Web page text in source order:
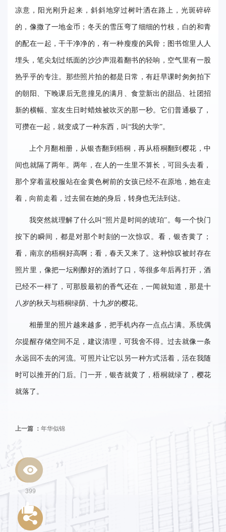
凉意，阳光刚升起来，斜斜地穿过树叶洒在路上，光斑碎碎
的，像撒了一地金币；冬天的雪压弯了细细的竹枝，白的和青
的配在一起，干干净净的，有一种瘦瘦的风骨；图书馆里人人
埋头，笔尖划过纸面的沙沙声混着翻书的轻响，空气里有一股
热乎乎的专注。那些照片拍的都是日常，有赶早课时匆匆拍下
的朝阳、下晚课后无意撞见的满月、食堂新出的甜品、社团招
新的横幅、室友生日时蜡烛被吹灭的那一秒。它们普通极了，
可攒在一起，就变成了一种东西，叫“我的大学”。
上个月翻相册，从银杏翻到梧桐，再从梧桐翻到樱花，中
间也就隔了两年。两年，在人的一生里不算长，可回头去看，
那个穿着蓝校服站在金黄色树前的女孩已经不在原地，她在走
着，向前走着，过去留在她的身后，转身也无法到达。
我突然就理解了什么叫“照片是时间的琥珀”。每一个快门
按下的瞬间，都是对那个时刻的一次惊叹。看，银杏黄了；
看，南京的梧桐好高啊；看，春天又来了。这种惊叹被封存在
照片里，像把一坛刚酿好的酒封了口，等很多年后再打开，酒
已经不一样了，可那股最初的香气还在，一闻就知道，那是十
八岁的秋天与梧桐绿荫、十九岁的樱花。
相册里的照片越来越多，把手机内存一点点占满。系统偶
尔提醒存储空间不足，建议清理，可我舍不得。过去就像一条
永远回不去的河流。可照片让它以另一种方式活着，活在我随
时可以推开的门后。门一开，银杏就黄了，梧桐就绿了，樱花
就落了。
上一篇 ： 年华似锦
399